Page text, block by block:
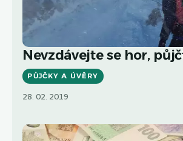
Nevzdávejte se hor,
PŮJČKY A ÚVĚRY
28. 02. 2019